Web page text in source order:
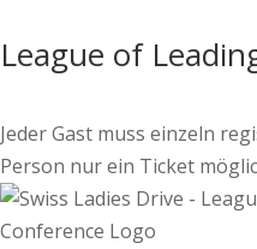
League of
Jeder Gast muss einzeln
Person nur ein Ticket